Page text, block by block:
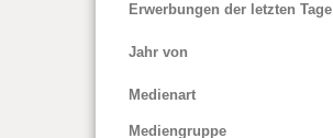
Erwerbungen der letzten Tage
Jahr von
Medienart
Mediengruppe